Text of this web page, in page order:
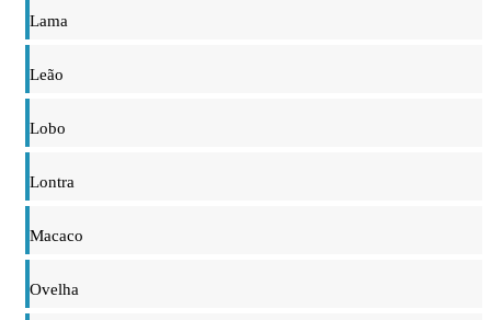
Lama
Leão
Lobo
Lontra
Macaco
Ovelha